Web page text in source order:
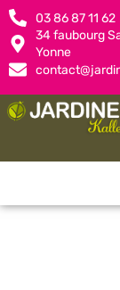
03 86 87 11 62
34 faubourg
Yonne